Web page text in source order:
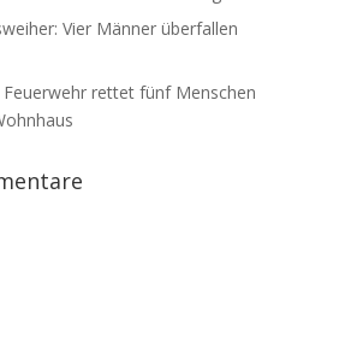
Vier Männer überfallen
Feuerwehr rettet fünf Menschen